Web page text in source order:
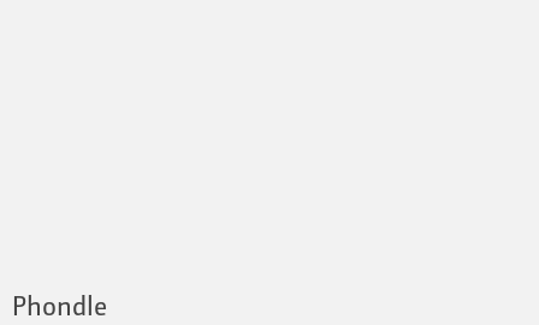
Phondle